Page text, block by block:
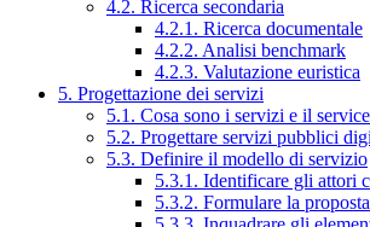
4.2. Ricerca secondaria
4.2.1. Ricerca documentale
4.2.2. Analisi benchmark
4.2.3. Valutazione euristica
5. Progettazione dei servizi
5.1. Cosa sono i servizi e il
5.2. Progettare servizi pubblici
5.3. Definire il modello di servizio
5.3.1. Identificare gli attori
5.3.2. Formulare la